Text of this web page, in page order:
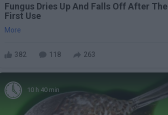
Fungus Dries Up And Falls Off After The
First Use
More
382 118 263
10 h 40 min